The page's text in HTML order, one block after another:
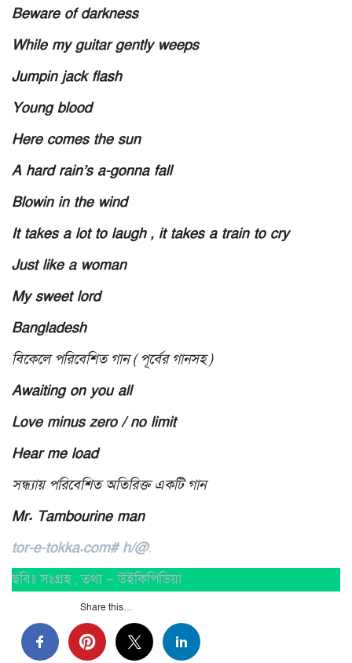
Beware of darkness
While my guitar gently weeps
Jumpin jack flash
Young blood
Here comes the sun
A hard rain’s a-gonna fall
Blowin in the wind
It takes a lot to laugh , it takes a train to cry
Just like a woman
My sweet lord
Bangladesh
বিকেলে পরিবেশিত গান ( পূর্বের গানসহ )
Awaiting on you all
Love minus zero / no limit
Hear me load
সন্ধ্যায় পরিবেশিত অতিরিক্ত একটি গান
Mr. Tambourine man
tor-e-tokka.com# h/@.
ছবিঃ সংগ্রহ , তথ্য – উইকিপিডিয়া
Share this…